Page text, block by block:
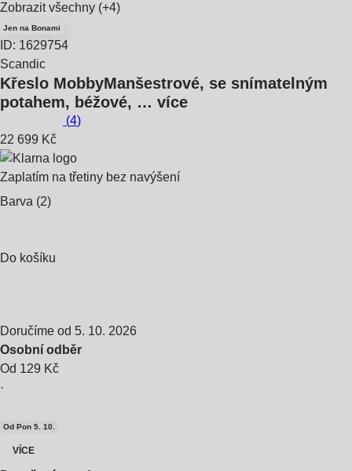
Zobrazit všechny (+4)
Jen na Bonami
ID: 1629754
Scandic
Křeslo MobbyManšestrové, se snímatelným
potahem, béžové, … více
(4)
22 699 Kč
Zaplatím na třetiny bez navýšení
Barva (2)
Do košíku
Doručíme od 5. 10. 2026
Osobní odběr
Od 129 Kč
·
Od Pon 5. 10.
VÍCE